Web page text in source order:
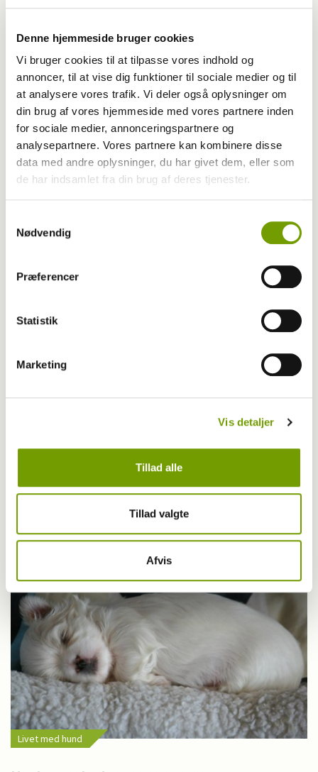
Denne hjemmeside bruger cookies
Vi bruger cookies til at tilpasse vores indhold og
annoncer, til at vise dig funktioner til sociale medier og til
at analysere vores trafik. Vi deler også oplysninger om
din brug af vores hjemmeside med vores partnere inden
for sociale medier, annonceringspartnere og
analysepartnere. Vores partnere kan kombinere disse
data med andre oplysninger, du har givet dem, eller som
de har indsamlet fra din brug af deres tjenester.
Nødvendig
Præferencer
Statistik
Marketing
Vis detaljer
Tillad alle
Tillad valgte
Afvis
Livet med hund
KLUMME: Mit spørgsmål til hvalpekøbere, er
du superhelt?
Mangler din hund en del af sit navn?
Livet med hund